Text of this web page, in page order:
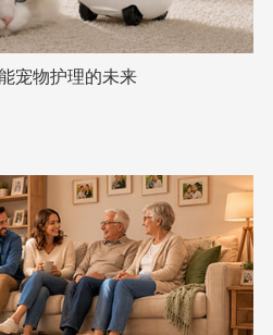
宠物护理的未来